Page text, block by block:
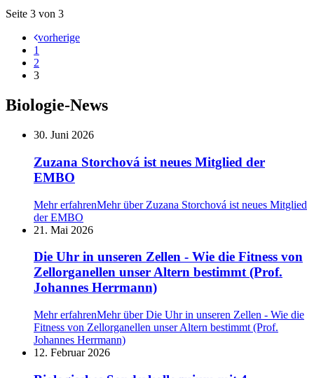
Seite 3 von 3
vorherige
1
2
3
Biologie-News
30. Juni 2026
Zuzana Storchová ist neues Mitglied der
EMBO
Mehr erfahrenMehr über Zuzana Storchová ist neues Mitglied
der EMBO
21. Mai 2026
Die Uhr in unseren Zellen - Wie die Fitness von
Zellorganellen unser Altern bestimmt (Prof.
Johannes Herrmann)
Mehr erfahrenMehr über Die Uhr in unseren Zellen - Wie die
Fitness von Zellorganellen unser Altern bestimmt (Prof.
Johannes Herrmann)
12. Februar 2026